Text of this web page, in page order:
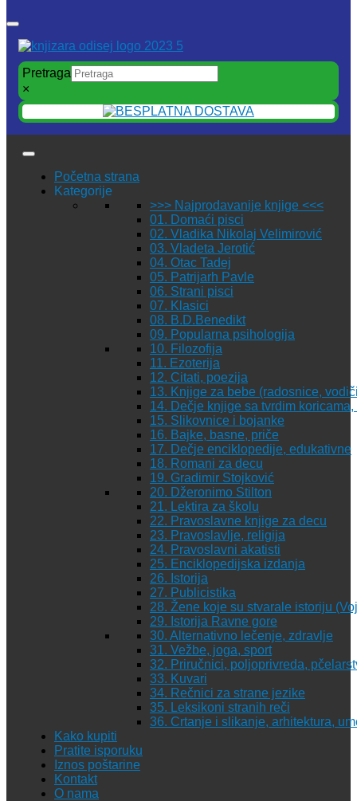
Pretraga
×
Početna strana
Kategorije
>>> Najprodavanije knjige <<<
01. Domaći pisci
02. Vladika Nikolaj Velimirović
03. Vladeta Jerotić
04. Otac Tadej
05. Patrijarh Pavle
06. Strani pisci
07. Klasici
08. B.D.Benedikt
09. Popularna psihologija
10. Filozofija
11. Ezoterija
12. Citati, poezija
13. Knjige za bebe (radosnice,
14. Dečje knjige sa tvrdim
15. Slikovnice i bojanke
16. Bajke, basne, priče
17. Dečje enciklopedije, edukativne
18. Romani za decu
19. Gradimir Stojković
20. Džeronimo Stilton
21. Lektira za školu
22. Pravoslavne knjige za decu
23. Pravoslavlje, religija
24. Pravoslavni akatisti
25. Enciklopedijska izdanja
26. Istorija
27. Publicistika
28. Žene koje su stvarale istoriju
29. Istorija Ravne gore
30. Alternativno lečenje, zdravlje
31. Vežbe, joga, sport
32. Priručnici, poljoprivreda,
33. Kuvari
34. Rečnici za strane jezike
35. Leksikoni stranih reči
36. Crtanje i slikanje, arhitektura,
Kako kupiti
Pratite isporuku
Iznos poštarine
Kontakt
O nama